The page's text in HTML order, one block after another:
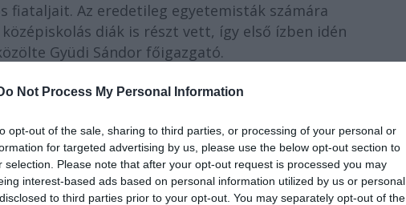
Not Process My Personal Information
opt-out of the sale, sharing to third parties, or processing of your personal or
for targeted advertising by us, please use the below opt-out section to
selection. Please note that after your opt-out request is processed you may
interest-based ads based on personal information utilized by us or personal
to third parties prior to your opt-out. You may separately opt-out of the
fiataljait. Az eredetileg egyetemisták számára
diák is részt vett, így első ízben idén
Gyüdi Sándor főigazgató.